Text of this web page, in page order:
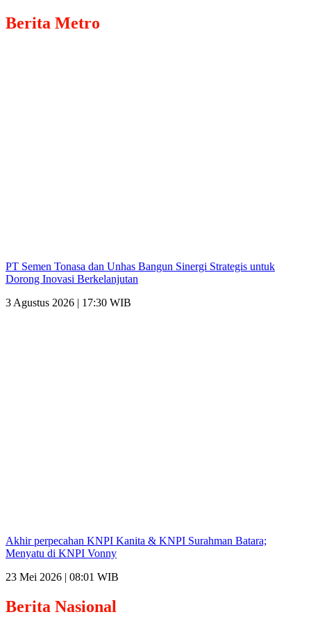
Berita Metro
PT Semen Tonasa dan Unhas Bangun Sinergi Strategis untuk
Dorong Inovasi Berkelanjutan
3 Agustus 2026 | 17:30 WIB
Akhir perpecahan KNPI Kanita & KNPI Surahman Batara;
Menyatu di KNPI Vonny
23 Mei 2026 | 08:01 WIB
Berita Nasional